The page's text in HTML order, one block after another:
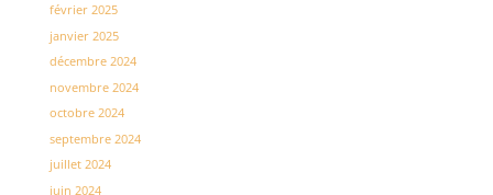
février 2025
janvier 2025
décembre 2024
novembre 2024
octobre 2024
septembre 2024
juillet 2024
juin 2024